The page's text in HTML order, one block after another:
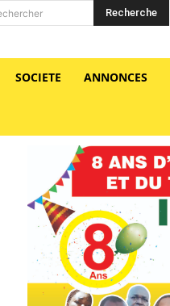
Recherche
SOCIETE ANNONCES